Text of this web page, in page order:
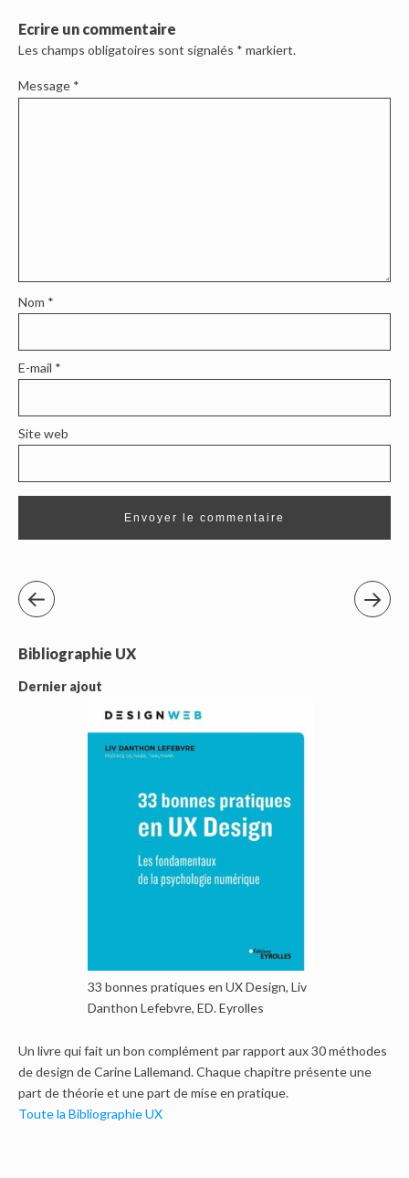
Ecrire un commentaire
Les champs obligatoires sont signalés * markiert.
Message *
Nom *
E-mail *
Site web
Bibliographie UX
Dernier ajout
33 bonnes pratiques en UX Design, Liv
Danthon Lefebvre, ED. Eyrolles
Un livre qui fait un bon complément par rapport aux 30 méthodes
de design de Carine Lallemand. Chaque chapitre présente une
part de théorie et une part de mise en pratique.
Toute la Bibliographie UX